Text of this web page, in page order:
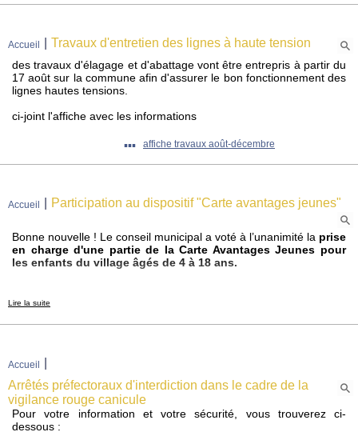
Accueil Travaux d'entretien des lignes à haute tension
des travaux d'élagage et d'abattage vont être entrepris à partir du
17 août sur la commune afin d'assurer le bon fonctionnement des
lignes hautes tensions.
ci-joint l'affiche avec les informations
▪▪▪ affiche travaux août-décembre
Accueil Participation au dispositif "Carte avantages jeunes"
Bonne nouvelle ! Le conseil municipal a voté à l’unanimité la prise
en charge d'une partie de la Carte Avantages Jeunes pour
les enfants du village âgés de 4 à 18 ans.
Le principe :
(55% du montant).
📅 Les dates clés à retenir :
Inscriptions en mairie : Jusqu'au 1er août au plus tard
(impératif pour que la commune passe la commande groupée
auprès du Belfort Information Jeunesse).
Lire la suite
Accueil
Arrêtés préfectoraux d'interdiction dans le cadre de la
vigilance rouge canicule
Pour votre information et votre sécurité, vous trouverez ci-
dessous :